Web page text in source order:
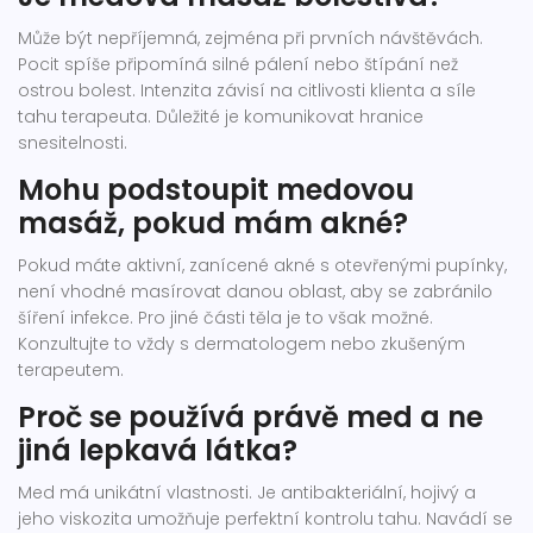
Může být nepříjemná, zejména při prvních návštěvách.
Pocit spíše připomíná silné pálení nebo štípání než
ostrou bolest. Intenzita závisí na citlivosti klienta a síle
tahu terapeuta. Důležité je komunikovat hranice
snesitelnosti.
Mohu podstoupit medovou
masáž, pokud mám akné?
Pokud máte aktivní, zanícené akné s otevřenými pupínky,
není vhodné masírovat danou oblast, aby se zabránilo
šíření infekce. Pro jiné části těla je to však možné.
Konzultujte to vždy s dermatologem nebo zkušeným
terapeutem.
Proč se používá právě med a ne
jiná lepkavá látka?
Med má unikátní vlastnosti. Je antibakteriální, hojivý a
jeho viskozita umožňuje perfektní kontrolu tahu. Navádí se